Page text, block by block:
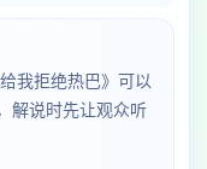
我拒绝热巴》可以
解说时先让观众听